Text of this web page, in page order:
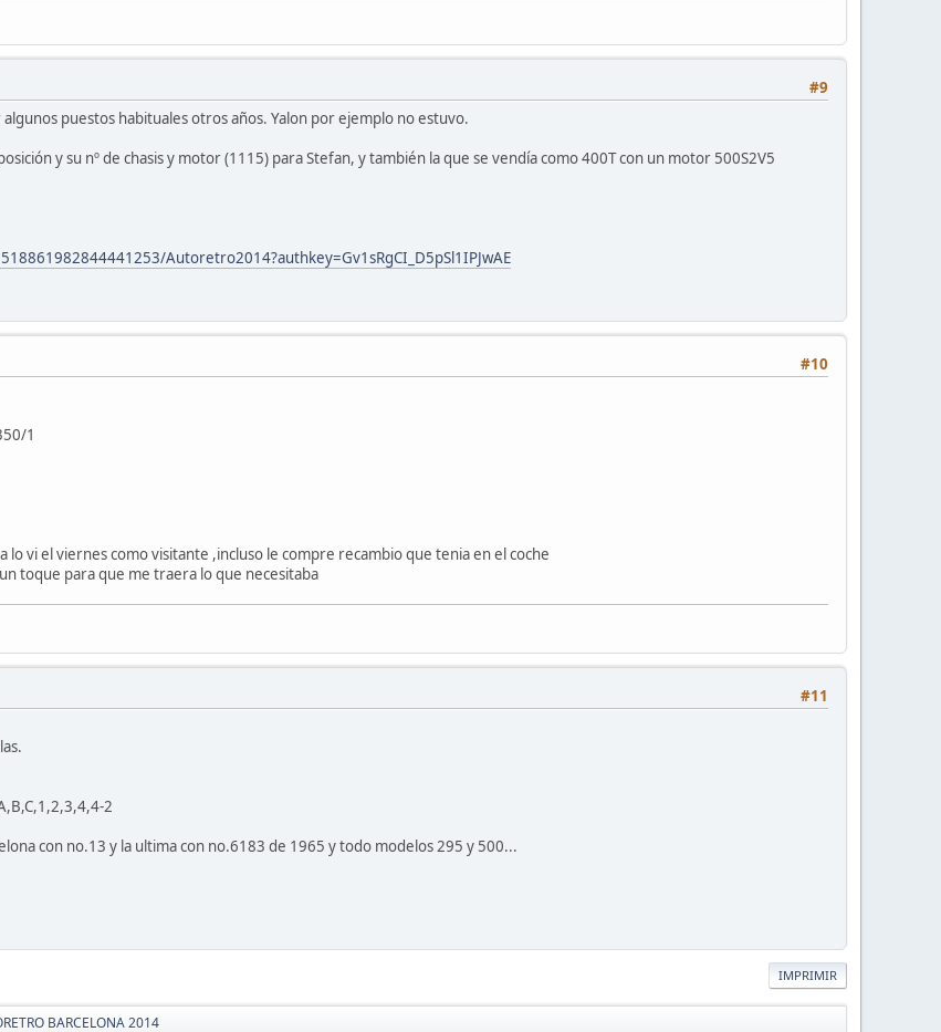
#9
puestos habituales otros años. Yalon por ejemplo no estuvo.
y su nº de chasis y motor (1115) para Stefan, y también la que se vendía como 400T con un motor 500S2V5
Autoretro2014?authkey=Gv1sRgCI_D5pSl1IPJwAE
#10
1
lo vi el viernes como visitante ,incluso le compre recambio que tenia en el coche
toque para que me traera lo que necesitaba
#11
2
con no.13 y la ultima con no.6183 de 1965 y todo modelos 295 y 500...
IMPRIMIR
BARCELONA 2014